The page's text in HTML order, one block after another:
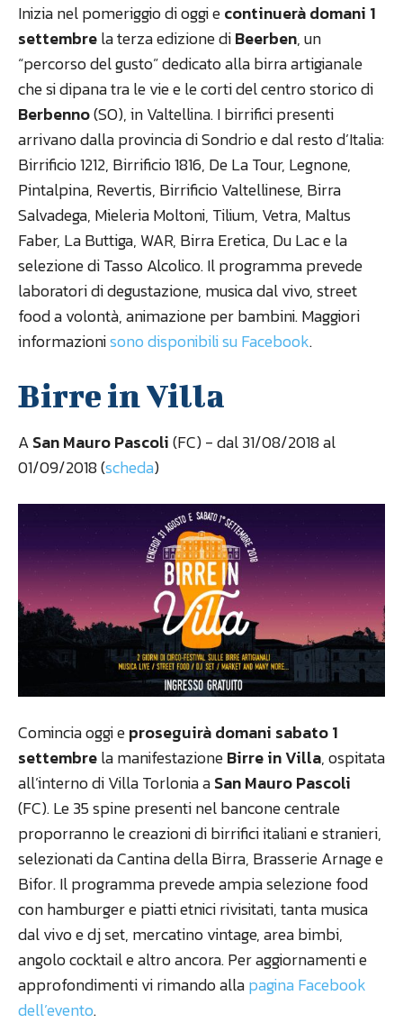
Inizia nel pomeriggio di oggi econtinuerà domani 1
settembrela terza edizione diBeerben, un
“percorso del gusto” dedicato alla birra artigianale
che si dipana tra le vie e le corti del centro storico di
Berbenno(SO), in Valtellina. I birrifici presenti
arrivano dalla provincia di Sondrio e dal resto d’Italia:
Birrificio 1212, Birrificio 1816, De La Tour, Legnone,
Pintalpina, Revertis, Birrificio Valtellinese, Birra
Salvadega, Mieleria Moltoni, Tilium, Vetra, Maltus
Faber, La Buttiga, WAR, Birra Eretica, Du Lac e la
selezione di Tasso Alcolico. Il programma prevede
laboratori di degustazione, musica dal vivo, street
food a volontà, animazione per bambini. Maggiori
informazionisono disponibili su Facebook.
Birre in Villa
ASan Mauro Pascoli(FC) - dal 31/08/2018 al
01/09/2018 (scheda)
Comincia oggi eproseguirà domani sabato 1
settembrela manifestazioneBirre in Villa, ospitata
all’interno di Villa Torlonia aSan Mauro Pascoli
(FC). Le 35 spine presenti nel bancone centrale
proporranno le creazioni di birrifici italiani e stranieri,
selezionati da Cantina della Birra, Brasserie Arnage e
Bifor. Il programma prevede ampia selezione food
con hamburger e piatti etnici rivisitati, tanta musica
dal vivo e dj set, mercatino vintage, area bimbi,
angolo cocktail e altro ancora. Per aggiornamenti e
approfondimenti vi rimando allapagina Facebook
dell’evento.